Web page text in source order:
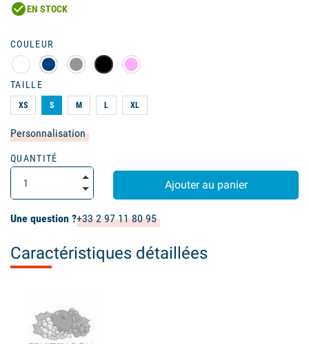
check_circleEN STOCK
COULEUR
TAILLE
XS S M L XL
Personnalisation
QUANTITÉ
Ajouter au panier
Une question ?+33 2 97 11 80 95
Caractéristiques détaillées